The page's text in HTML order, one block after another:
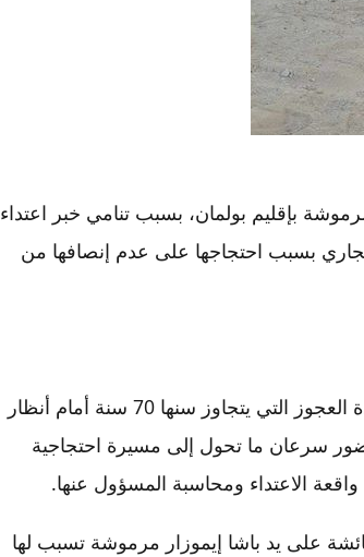
بإقليم بولمان، بسبب تنامي خبر اعتداء
بسبب احتجاجها على عدم إنصافها من
وحسب مصادر محلية فإن رجل السلطة قام بالصفع السيدة العجوز التي يتجاوز سنها 70 سنة أمام أنظار
سرعان ما تحول إلى مسيرة احتجاجية
الاعتداء ومحاسبة المسؤول عنها.
على يد باشا إيموزار مرموشة تسبب لها